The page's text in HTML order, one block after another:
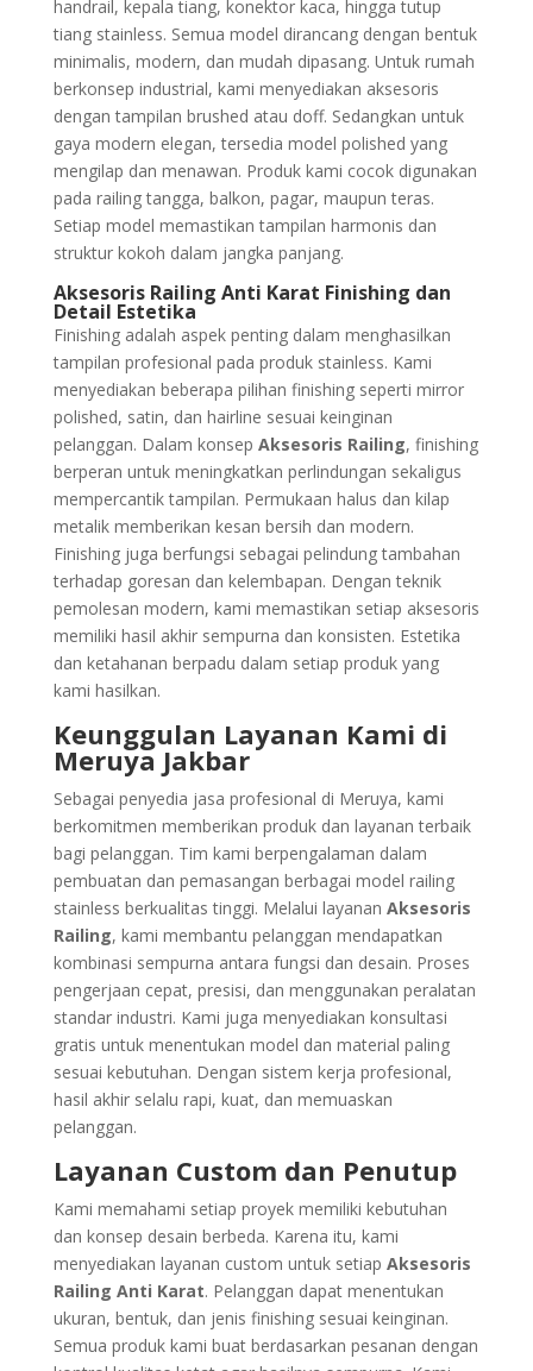
handrail, kepala tiang, konektor kaca, hingga tutup
tiang stainless. Semua model dirancang dengan bentuk
minimalis, modern, dan mudah dipasang. Untuk rumah
berkonsep industrial, kami menyediakan aksesoris
dengan tampilan brushed atau doff. Sedangkan untuk
gaya modern elegan, tersedia model polished yang
mengilap dan menawan. Produk kami cocok digunakan
pada railing tangga, balkon, pagar, maupun teras.
Setiap model memastikan tampilan harmonis dan
struktur kokoh dalam jangka panjang.
Aksesoris Railing Anti Karat Finishing dan
Detail Estetika
Finishing adalah aspek penting dalam menghasilkan
tampilan profesional pada produk stainless. Kami
menyediakan beberapa pilihan finishing seperti mirror
polished, satin, dan hairline sesuai keinginan
pelanggan. Dalam konsep Aksesoris Railing, finishing
berperan untuk meningkatkan perlindungan sekaligus
mempercantik tampilan. Permukaan halus dan kilap
metalik memberikan kesan bersih dan modern.
Finishing juga berfungsi sebagai pelindung tambahan
terhadap goresan dan kelembapan. Dengan teknik
pemolesan modern, kami memastikan setiap aksesoris
memiliki hasil akhir sempurna dan konsisten. Estetika
dan ketahanan berpadu dalam setiap produk yang
kami hasilkan.
Keunggulan Layanan Kami di
Meruya Jakbar
Sebagai penyedia jasa profesional di Meruya, kami
berkomitmen memberikan produk dan layanan terbaik
bagi pelanggan. Tim kami berpengalaman dalam
pembuatan dan pemasangan berbagai model railing
stainless berkualitas tinggi. Melalui layanan Aksesoris
Railing, kami membantu pelanggan mendapatkan
kombinasi sempurna antara fungsi dan desain. Proses
pengerjaan cepat, presisi, dan menggunakan peralatan
standar industri. Kami juga menyediakan konsultasi
gratis untuk menentukan model dan material paling
sesuai kebutuhan. Dengan sistem kerja profesional,
hasil akhir selalu rapi, kuat, dan memuaskan
pelanggan.
Layanan Custom dan Penutup
Kami memahami setiap proyek memiliki kebutuhan
dan konsep desain berbeda. Karena itu, kami
menyediakan layanan custom untuk setiap Aksesoris
Railing Anti Karat. Pelanggan dapat menentukan
ukuran, bentuk, dan jenis finishing sesuai keinginan.
Semua produk kami buat berdasarkan pesanan dengan